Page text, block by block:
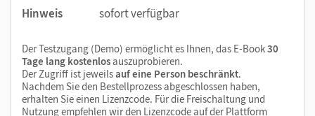
Hinweis
sofort verfügbar
Der Testzugang (Demo) ermöglicht es Ihnen, das E-Book30
Tage lang kostenlosauszuprobieren.
Der Zugriff ist jeweilsauf eine Person beschränkt.
Nachdem Sie den Bestellprozess abgeschlossen haben,
erhalten Sie einen Lizenzcode. Für die Freischaltung und
Nutzung empfehlen wir den Lizenzcode auf der Plattform